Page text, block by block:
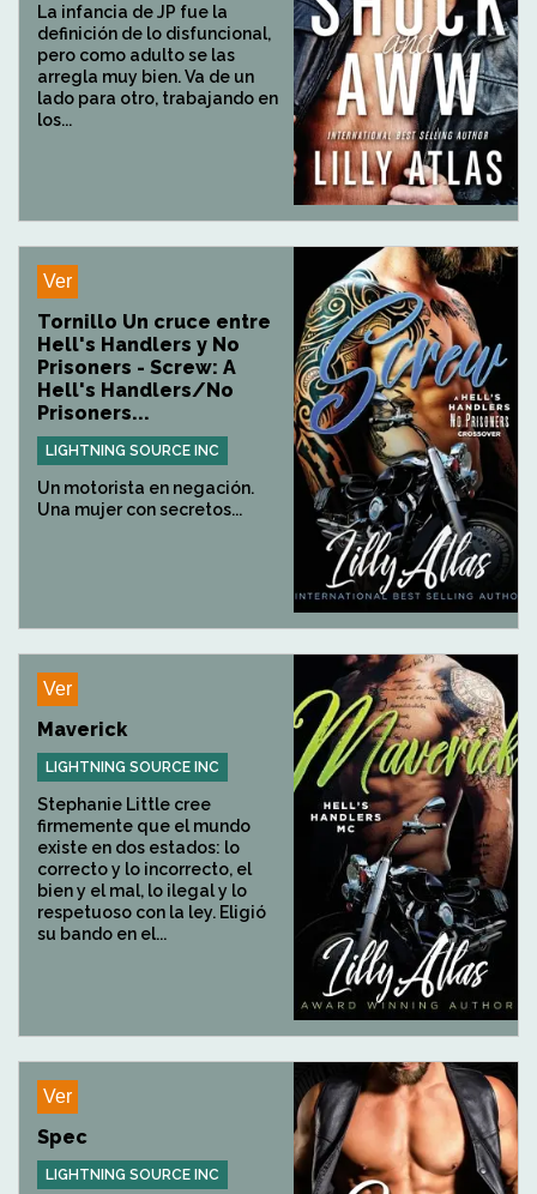
La infancia de JP fue la
definición de lo disfuncional,
pero como adulto se las
arregla muy bien. Va de un
lado para otro, trabajando en
los...
Ver
Tornillo Un cruce entre
Hell's Handlers y No
Prisoners - Screw: A
Hell's Handlers/No
Prisoners...
LIGHTNING SOURCE INC
Un motorista en negación.
Una mujer con secretos...
Ver
Maverick
LIGHTNING SOURCE INC
Stephanie Little cree
firmemente que el mundo
existe en dos estados: lo
correcto y lo incorrecto, el
bien y el mal, lo ilegal y lo
respetuoso con la ley. Eligió
su bando en el...
Ver
Spec
LIGHTNING SOURCE INC